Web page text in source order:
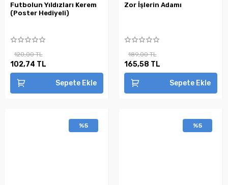
Futbolun Yıldızları Kerem
(Poster Hediyeli)
120,00 TL
102,74 TL
Sepete Ekle
Zor İşlerin Adamı
189,00 TL
165,58 TL
Sepete Ekle
%5 %5